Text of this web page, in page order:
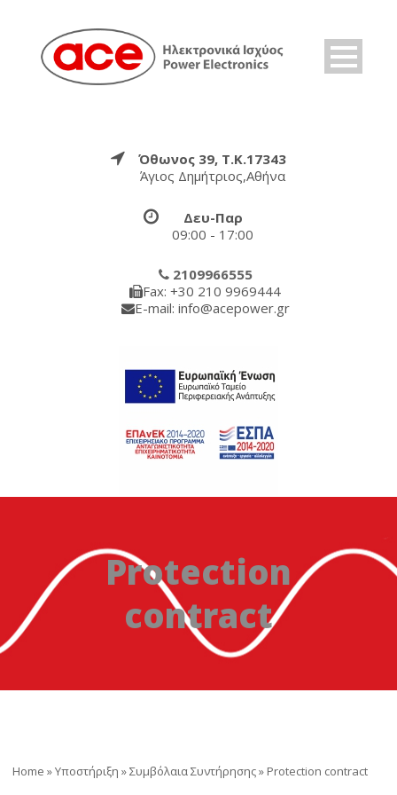
Όθωνος 39, Τ.Κ.17343
Άγιος Δημήτριος,Αθήνα
Δευ-Παρ
09:00 - 17:00
2109966555
Fax: +30 210 9969444
E-mail: info@acepower.gr
Protection
contract
Home »Υποστήριξη »Συμβόλαια Συντήρησης» Protection contract